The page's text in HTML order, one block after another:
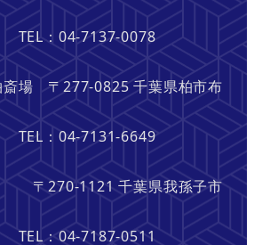
7137-0078
斎場 〒277-0825 千葉県柏市布
7131-6649
1121 千葉県我孫子市
7187-0511